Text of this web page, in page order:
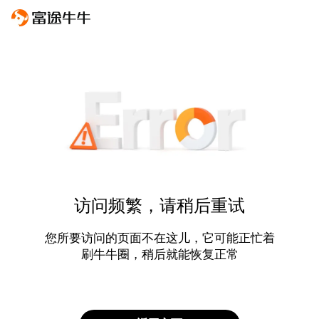
访问频繁，请稍后重试
您所要访问的页面不在这儿，它可能正忙着
刷牛牛圈，稍后就能恢复正常